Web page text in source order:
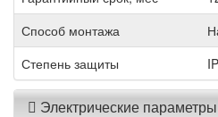
Способ монтажа
Степень защиты
Электрические параметры